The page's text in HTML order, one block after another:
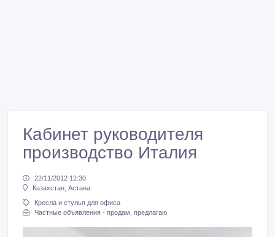
Кабинет руководителя
производство Италия
22/11/2012 12:30
Казахстан, Астана
Кресла и стулья для офиса
Частные объявления - продам, предлагаю